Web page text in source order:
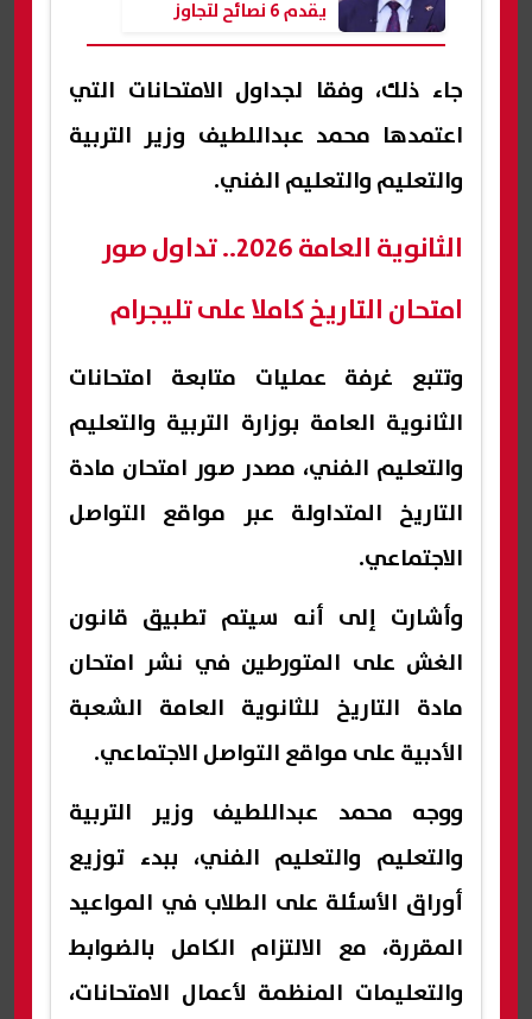
يقدم 6 نصائح لتجاوز
ضغوط الامتحانات
جاء ذلك، وفقا لجداول الامتحانات التي
اعتمدها محمد عبداللطيف وزير التربية
والتعليم والتعليم الفني.
الثانوية العامة 2026.. تداول صور
امتحان التاريخ كاملا على تليجرام
وتتبع غرفة عمليات متابعة امتحانات
الثانوية العامة بوزارة التربية والتعليم
والتعليم الفني، مصدر صور امتحان مادة
التاريخ المتداولة عبر مواقع التواصل
الاجتماعي.
وأشارت إلى أنه سيتم تطبيق قانون
الغش على المتورطين في نشر امتحان
مادة التاريخ للثانوية العامة الشعبة
الأدبية على مواقع التواصل الاجتماعي.
ووجه محمد عبداللطيف وزير التربية
والتعليم والتعليم الفني، ببدء توزيع
أوراق الأسئلة على الطلاب في المواعيد
المقررة، مع الالتزام الكامل بالضوابط
والتعليمات المنظمة لأعمال الامتحانات،